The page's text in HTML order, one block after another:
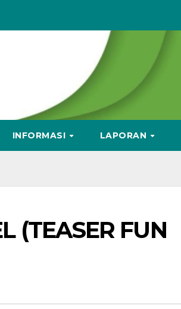
INFORMASI LAPORAN
(TEASER FUN